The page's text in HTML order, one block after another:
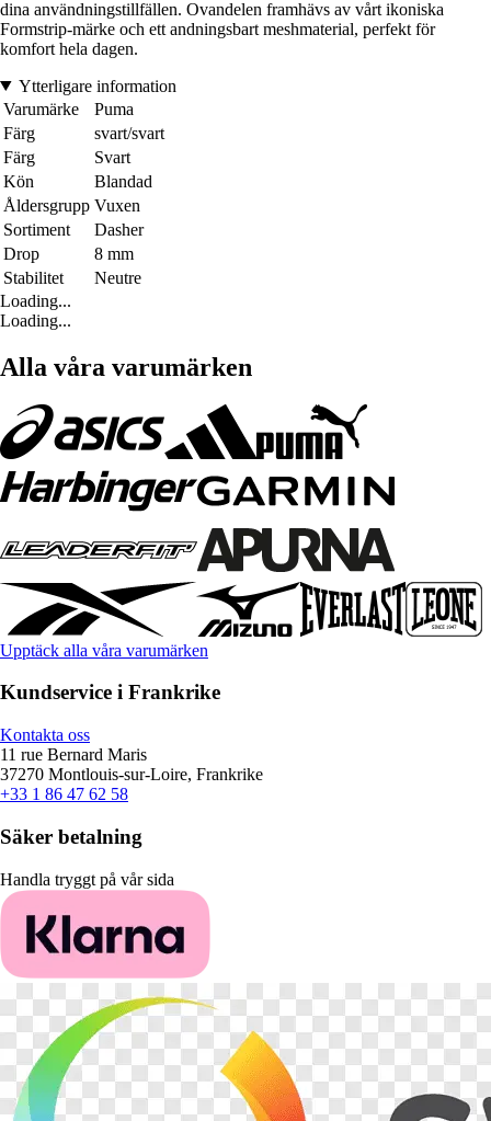
dina användningstillfällen. Ovandelen framhävs av vårt ikoniska
Formstrip-märke och ett andningsbart meshmaterial, perfekt för
komfort hela dagen.
Ytterligare information
Varumärke
Puma
Färg
svart/svart
Färg
Svart
Kön
Blandad
Åldersgrupp Vuxen
Sortiment
Dasher
Drop
8 mm
Stabilitet
Neutre
Loading...
Loading...
Alla våra varumärken
Upptäck alla våra varumärken
Kundservice i Frankrike
Kontakta oss
11 rue Bernard Maris
37270 Montlouis-sur-Loire, Frankrike
+33 1 86 47 62 58
Säker betalning
Handla tryggt på vår sida